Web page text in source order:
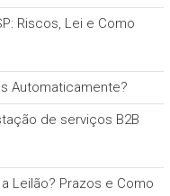
Riscos, Lei e Como
Automaticamente?
de serviços B2B
Leilão? Prazos e Como